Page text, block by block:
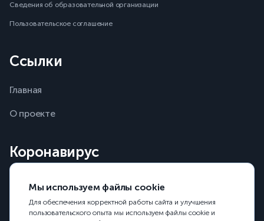
Сведения об образовательной организации
Пользовательское соглашение
Ссылки
Главная
О проекте
Коронавирус
Мы используем файлы cookie
Для обеспечения корректной работы сайта и улучшения
пользовательского опыта мы используем файлы cookie и